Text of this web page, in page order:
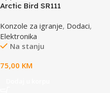
Arctic Bird SR111
Konzole za igranje, Dodaci,
Elektronika
Na stanju
75,00 KM